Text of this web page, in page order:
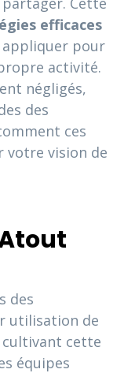
efficaces
pour
activité.
négligés,
des
ces
votre vision de
des
utilisation de
cultivant cette
équipes